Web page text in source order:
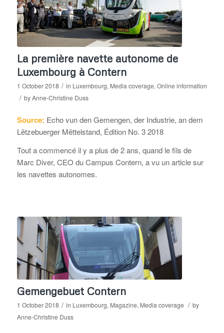
La première navette autonome de
Luxembourg à Contern
1 October 2018 / in Luxembourg, Media coverage, Online information
/ byAnne-Christine Duss
Source: Echo vun den Gemengen, der Industrie, an dem
Lëtzebuerger Mëttelstand, Édition No. 3 2018
Tout a commencé il y a plus de 2 ans, quand le fils de
Marc Diver, CEO du Campus Contern, a vu un article sur
les navettes autonomes.
Gemengebuet Contern
1 October 2018 / in Luxembourg, Magazine, Media coverage / by
Anne-Christine Duss